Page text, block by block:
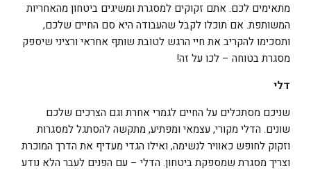
מתאימים לכם. אתם זקוקים למסגרת ומשיגים ביטחון מהאחריות
המשותפת. אם תוכלו לקבל שהעבודה היא סם החיים שלכם,
ותסכימו להקריב את חיי הרגש לטובת שותף אחראי ורציני שיספק
מסגרת בטוחה – לכו על זה!
דלי
שניכם מסתכלים על החיים לגמרי אחרת וגם הצרכים שלכם
שונים. הדלי מקורי, עצמאי ומפתיע, מתקשה להסתגל למסגרות
וזקוק לחופש כאוויר לנשימה, ואילו הגדי מעדיף את הדרך המוכרת
וצריך מסגרת שמספקת ביטחון. הדלי – עם הפנים לעבר הלא נודע